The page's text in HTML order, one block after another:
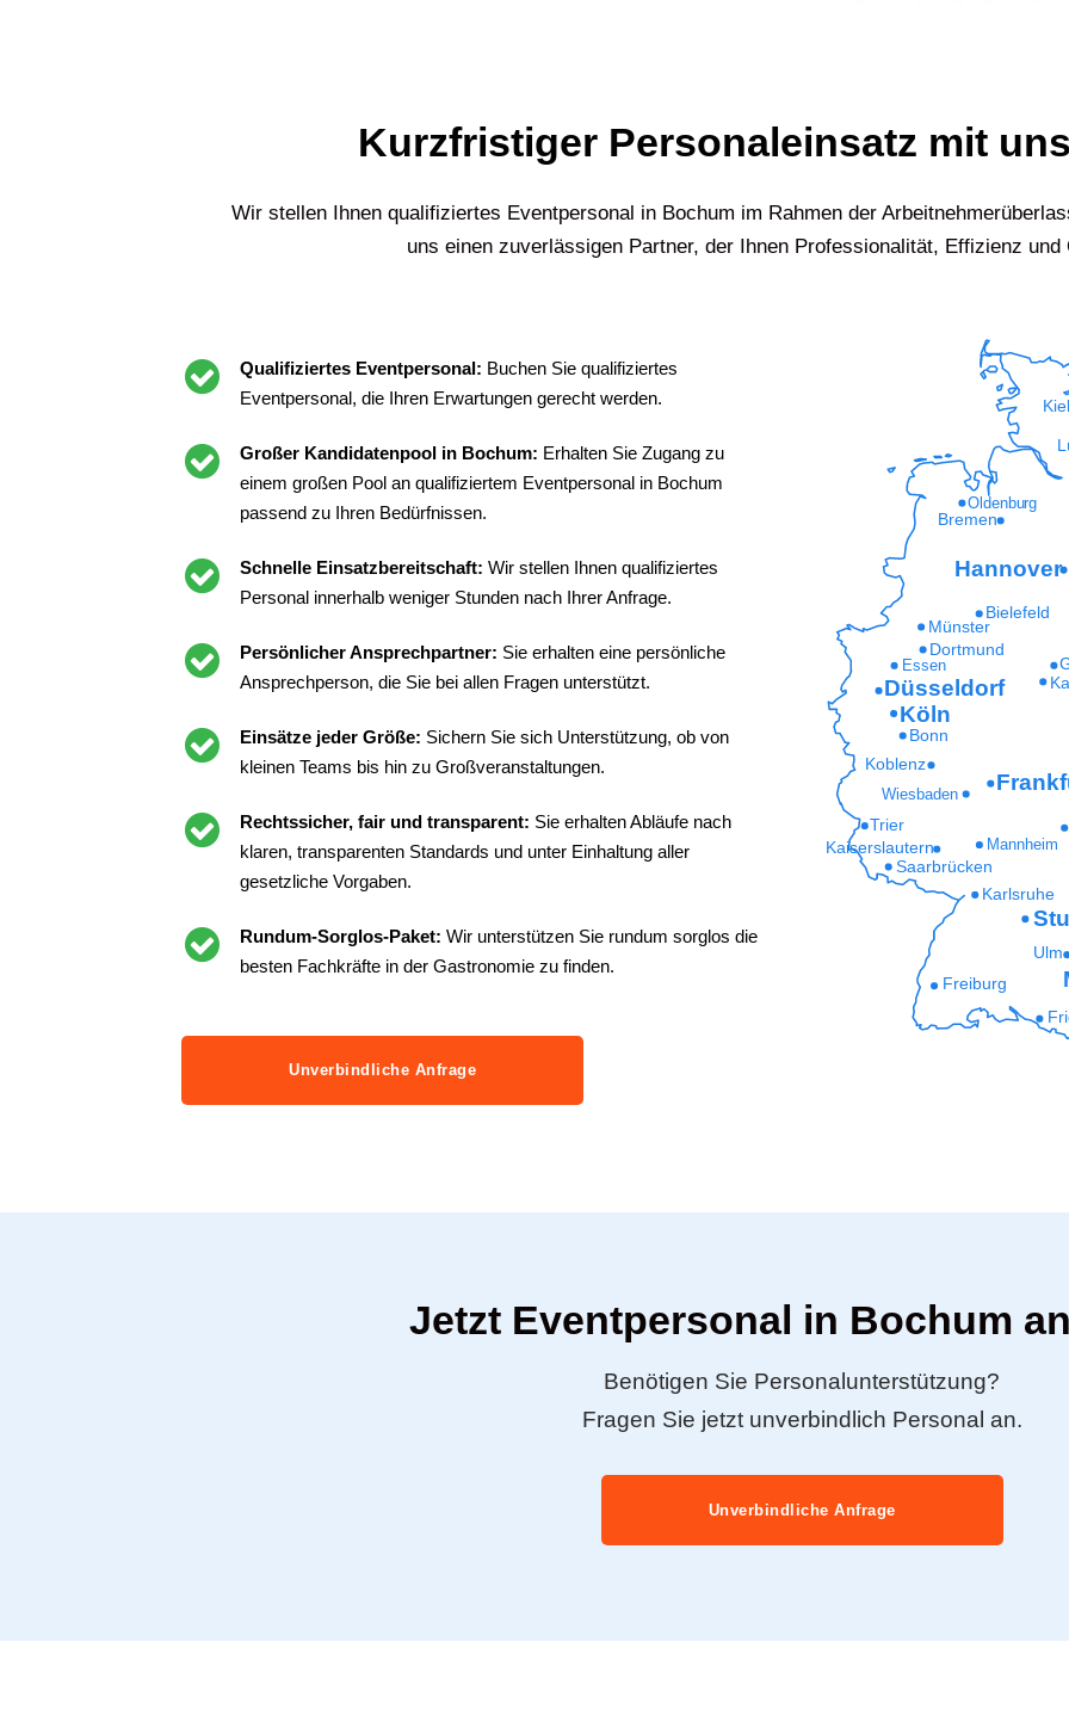
Kurzfristiger Personaleinsatz mit
Wir stellen Ihnen qualifiziertes Eventpersonal in Bochum im Rahmen der
uns einen zuverlässigen Partner, der Ihnen Professionalität, Effizienz und
Qualifiziertes Eventpersonal: Buchen Sie qualifiziertes
Eventpersonal, die Ihren Erwartungen gerecht werden.
Großer Kandidatenpool in Bochum: Erhalten Sie Zugang zu
einem großen Pool an qualifiziertem Eventpersonal in Bochum
passend zu Ihren Bedürfnissen.
Schnelle Einsatzbereitschaft: Wir stellen Ihnen qualifiziertes
Personal innerhalb weniger Stunden nach Ihrer Anfrage.
Persönlicher Ansprechpartner: Sie erhalten eine persönliche
Ansprechperson, die Sie bei allen Fragen unterstützt.
Einsätze jeder Größe: Sichern Sie sich Unterstützung, ob von
kleinen Teams bis hin zu Großveranstaltungen.
Rechtssicher, fair und transparent: Sie erhalten Abläufe nach
klaren, transparenten Standards und unter Einhaltung aller
gesetzliche Vorgaben.
Rundum-Sorglos-Paket: Wir unterstützen Sie rundum sorglos die
besten Fachkräfte in der Gastronomie zu finden.
Unverbindliche Anfrage
Freiburg
Ulm
Karlsruhe
Saarbrücken
Kaiserslautern Mannheim
Trier
Wiesbaden
Koblenz
Bonn
Essen
Dortmund
Münster
Bielefeld
Oldenburg
Kiel
Köln
Düsseldorf
Hannover
Bremen
Jetzt Eventpersonal in Bochum
Benötigen Sie Personalunterstützung?
Fragen Sie jetzt unverbindlich Personal an.
Unverbindliche Anfrage